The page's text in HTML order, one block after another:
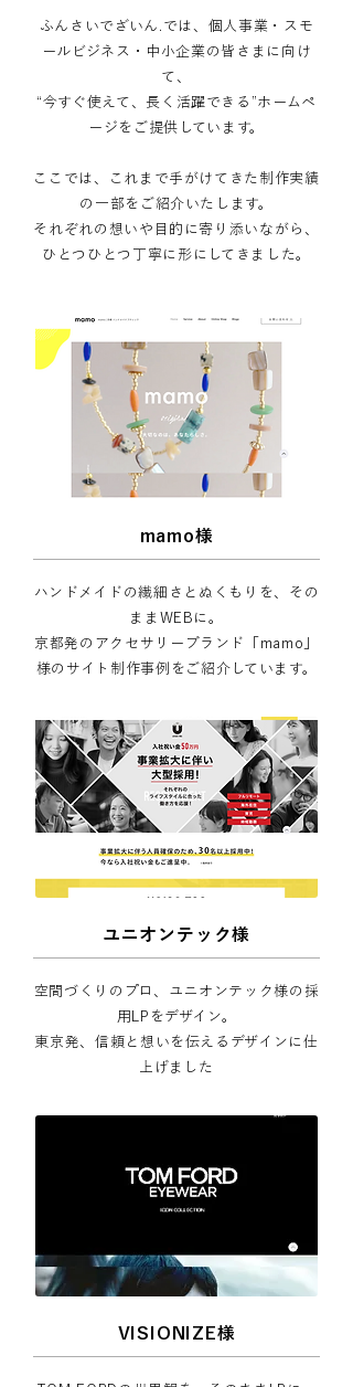
ふんさいでざいん.では、個人事業・スモ
ールビジネス・中小企業の皆さまに向け
て、
“今すぐ使えて、長く活躍できる”ホームペ
ージをご提供しています。
ここでは、これまで手がけてきた制作実績
の一部をご紹介いたします。
それぞれの想いや目的に寄り添いながら、
ひとつひとつ丁寧に形にしてきました。
mamo様
ハンドメイドの繊細さとぬくもりを、その
ままWEBに。
京都発のアクセサリーブランド「mamo」
様のサイト制作事例をご紹介しています。
ユニオンテック様
空間づくりのプロ、ユニオンテック様の採
用LPをデザイン。
東京発、信頼と想いを伝えるデザインに仕
上げました
VISIONIZE様